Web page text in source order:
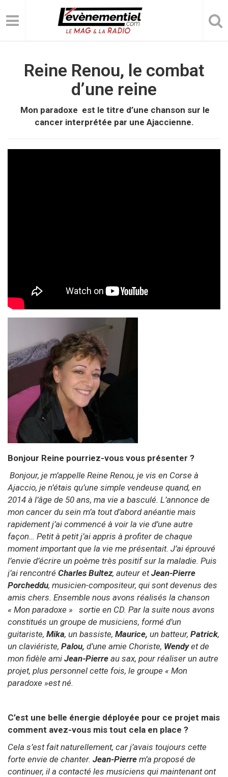
Reine Renou, le combat
d’une reine
Mon paradoxe est le titre d’une chanson sur le
cancer interprétée par une Ajaccienne.
Bonjour Reine pourriez-vous vous présenter ?
Bonjour, je m’appelle Reine Renou, je vis en Corse à
Ajaccio, je n’étais qu’une simple vendeuse quand, en
2014 à l’âge de 50 ans, ma vie a basculé. L’annonce de
mon cancer du sein m’a tout d’abord anéantie mais
rapidement j’ai commencé à voir la vie d’une autre
façon… Petit à petit j’ai appris à profiter de chaque
moment important que la vie me présentait. J’ai éprouvé
l’envie d’écrire un poème très positif sur la maladie. Puis
j’ai rencontré Charles Bultez, auteur etJean-Pierre
Porcheddu, musicien-compositeur, qui sont devenus des
amis chers. Ensemble nous avons réalisés la chanson
« Mon paradoxe » sortie en CD. Par la suite nous avons
constitués un groupe de musiciens, formé d’un
guitariste, Mika, un bassiste, Maurice, un batteur, Patrick,
un claviériste, Palou, d’une amie Choriste, Wendyet de
mon fidèle ami Jean-Pierre au sax, pour réaliser un autre
projet, plus personnel cette fois, le groupe « Mon
paradoxe »est né.
C’est une belle énergie déployée pour ce projet mais
comment avez-vous mis tout cela en place ?
Cela s’est fait naturellement, car j’avais toujours cette
forte envie de chanter. Jean-Pierre m’a proposé de
continuer, il a contacté les musiciens qui maintenant ont